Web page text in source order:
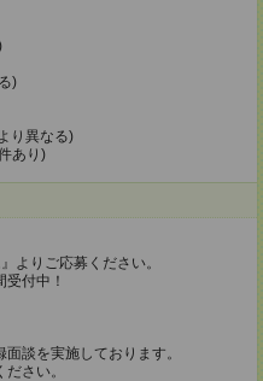
)
る)
り異なる)
あり)
よりご応募ください。
付中！
談を実施しております。
さい。